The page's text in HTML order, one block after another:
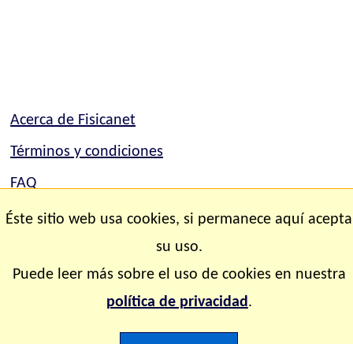
Acerca de Fisicanet
Términos y condiciones
FAQ
Mapa del sitio
Copyright © 2.000-2.028 Fisicanet ® Todos los
Éste sitio web usa cookies, si permanece aquí acepta
su uso.
Puede leer más sobre el uso de cookies en nuestra
política de privacidad.